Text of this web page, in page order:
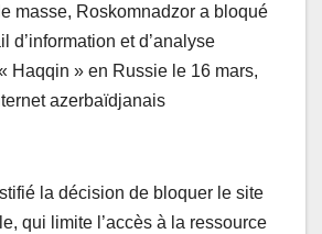
masse, Roskomnadzor a bloqué
d’information et d’analyse
Haqqin » en Russie le 16 mars,
azerbaïdjanais
la décision de bloquer le site
qui limite l’accès à la ressource